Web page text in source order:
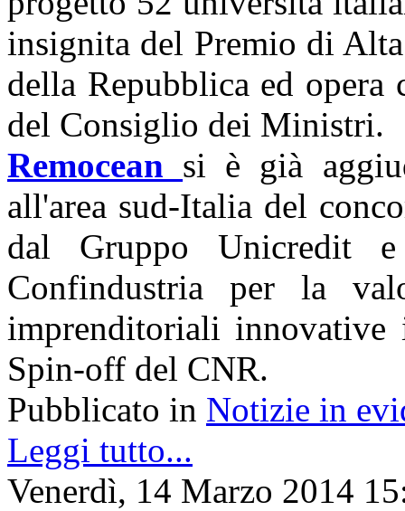
insignita del Premio di Alta
della Repubblica ed
del Consiglio dei Ministri.
Remocean si è già
all'area sud-Italia del
dal Gruppo Unicredit
Confindustria per la
imprenditoriali
Spin-off del CNR.
Pubblicato in Notizie in
Leggi tutto...
Venerdì, 14 Marzo 2014